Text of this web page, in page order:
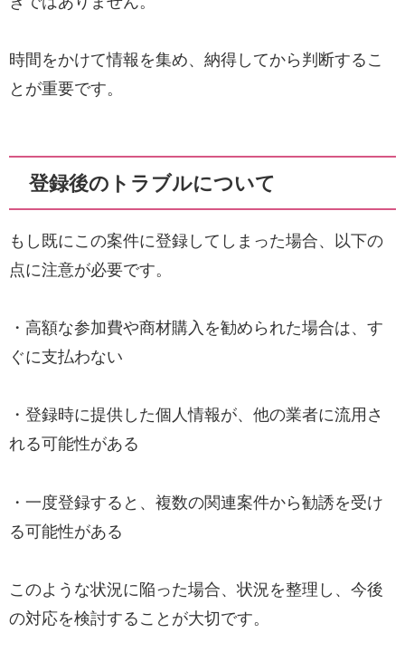
時間をかけて情報を集め、納得してから判断するこ
とが重要です。
登録後のトラブルについて
もし既にこの案件に登録してしまった場合、以下の
点に注意が必要です。
・高額な参加費や商材購入を勧められた場合は、す
ぐに支払わない
・登録時に提供した個人情報が、他の業者に流用さ
れる可能性がある
・一度登録すると、複数の関連案件から勧誘を受け
る可能性がある
このような状況に陥った場合、状況を整理し、今後
の対応を検討することが大切です。